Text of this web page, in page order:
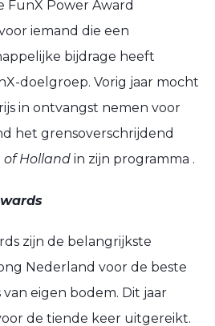
FunX Power Award
iemand die een
bijdrage heeft
doelgroep. Vorig jaar mocht
in ontvangst nemen voor
het grensoverschrijdend
of Holland in zijn programma .
zijn de belangrijkste
Nederland voor de beste
van eigen bodem. Dit jaar
de tiende keer uitgereikt.